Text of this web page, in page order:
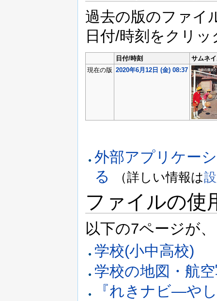
過去の版のファイ
日付/時刻をクリ
日付/時刻
サムネ
現在の版 2020年6月12日 (金) 08:37
外部アプリケー
る
（詳しい情報は
ファイルの使
以下の7ページが
学校(小中高校)
学校の地図・航
『れきナビ―や